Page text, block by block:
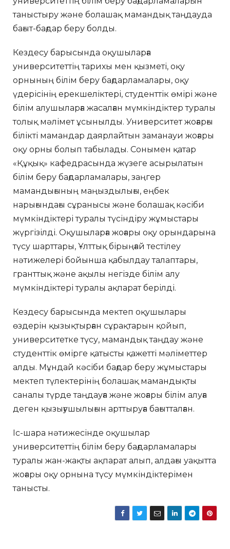
таныстыру және болашақ мамандық таңдауда
бағыт-бағдар беру болды.
Кездесу барысында оқушыларға
университеттің тарихы мен қызметі, оқу
орнының білім беру бағдарламалары, оқу
үдерісінің ерекшеліктері, студенттік өмірі және
білім алушыларға жасалған мүмкіндіктер туралы
толық мәлімет ұсынылды. Университет жоғарғы
білікті мамандар даярлайтын заманауи жоғары
оқу орны болып табылады. Сонымен қатар
«Құқық» кафедрасында жүзеге асырылатын
білім беру бағдарламалары, заңгер
мамандығының маңыздылығы, еңбек
нарығындағы сұранысы және болашақ кәсіби
мүмкіндіктері туралы түсіндіру жұмыстары
жүргізілді. Оқушыларға жоғары оқу орындарына
түсу шарттары, Ұлттық бірыңғай тестілеу
нәтижелері бойынша қабылдау талаптары,
гранттық және ақылы негізде білім алу
мүмкіндіктері туралы ақпарат берілді.
Кездесу барысында мектеп оқушылары
өздерін қызықтырған сұрақтарын қойып,
университетке түсу, мамандық таңдау және
студенттік өмірге қатысты қажетті мәліметтер
алды. Мұндай кәсіби бағдар беру жұмыстары
мектеп түлектерінің болашақ мамандықты
саналы түрде таңдауға және жоғары білім алуға
деген қызығушылығын арттыруға бағытталған.
Іс-шара нәтижесінде оқушылар
университеттің білім беру бағдарламалары
туралы жан-жақты ақпарат алып, алдағы уақытта
жоғары оқу орнына түсу мүмкіндіктерімен
танысты.